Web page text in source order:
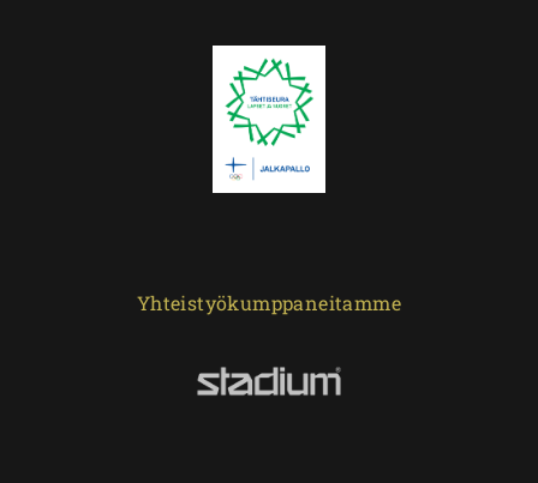
Yhteistyökumppaneitamme